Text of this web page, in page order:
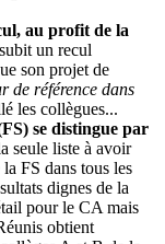
au profit de la
un recul
son projet de
de référence dans
les collègues...
se distingue par
seule liste à avoir
FS dans tous les
dignes de la
pour le CA mais
obtient